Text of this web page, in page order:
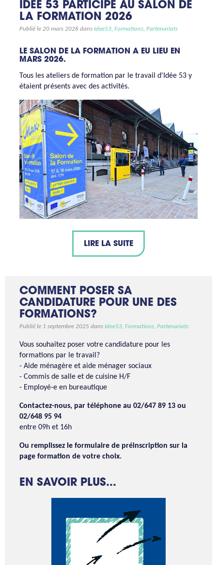
IDÉE 53 PARTICIPE AU SALON DE
LA FORMATION 2026
Publié le 20 mars 2026 dans Idee53, Formations, Partenariats
LE SALON DE LA FORMATION A EU LIEU EN
MARS 2026.
Tous les ateliers de formation par le travail d'Idée 53 y
étaient présents avec des activités.
LIRE LA SUITE
COMMENT POSER SA
CANDIDATURE POUR UNE DES
FORMATIONS?
Publié le 1 septembre 2025 dans Idee53, Formations, Partenariats
Vous souhaitez poser votre candidature pour les
formations par le travail?
- Aide ménagère et aide ménager sociaux
- Commis de salle et de cuisine H/F
- Employé-e en bureautique
Contactez-nous, par téléphone au 02/647 89 13 ou
02/648 95 94
entre 09h et 16h
Ou remplissez le formulaire de préinscription sur la
page formation de votre choix.
EN SAVOIR PLUS...